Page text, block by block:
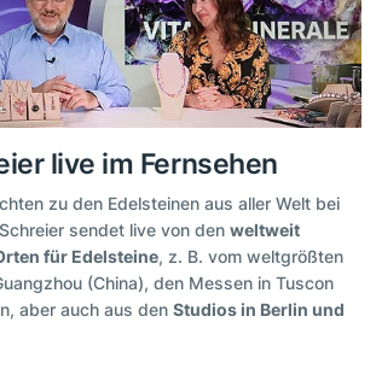
live im Fernsehen
zu den Edelsteinen aus aller Welt bei
sendet live von den weltweit
für Edelsteine, z. B. vom weltgrößten
(China), den Messen in Tuscon
aber auch aus den Studios in Berlin und